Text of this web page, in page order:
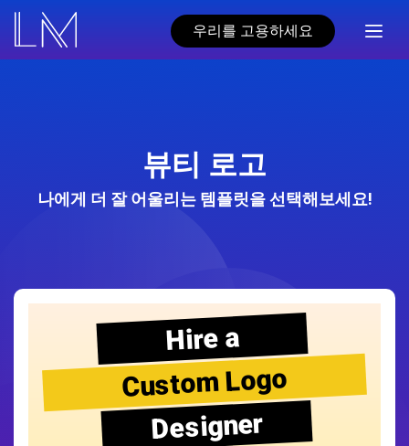
우리를 고용하세요
뷰티 로고
나에게 더 잘 어울리는 템플릿을 선택해보세요!
Hire a
Custom Logo
Designer